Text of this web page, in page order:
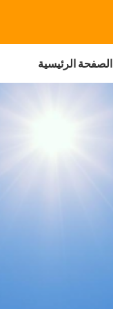
الصفحة الرئيسية